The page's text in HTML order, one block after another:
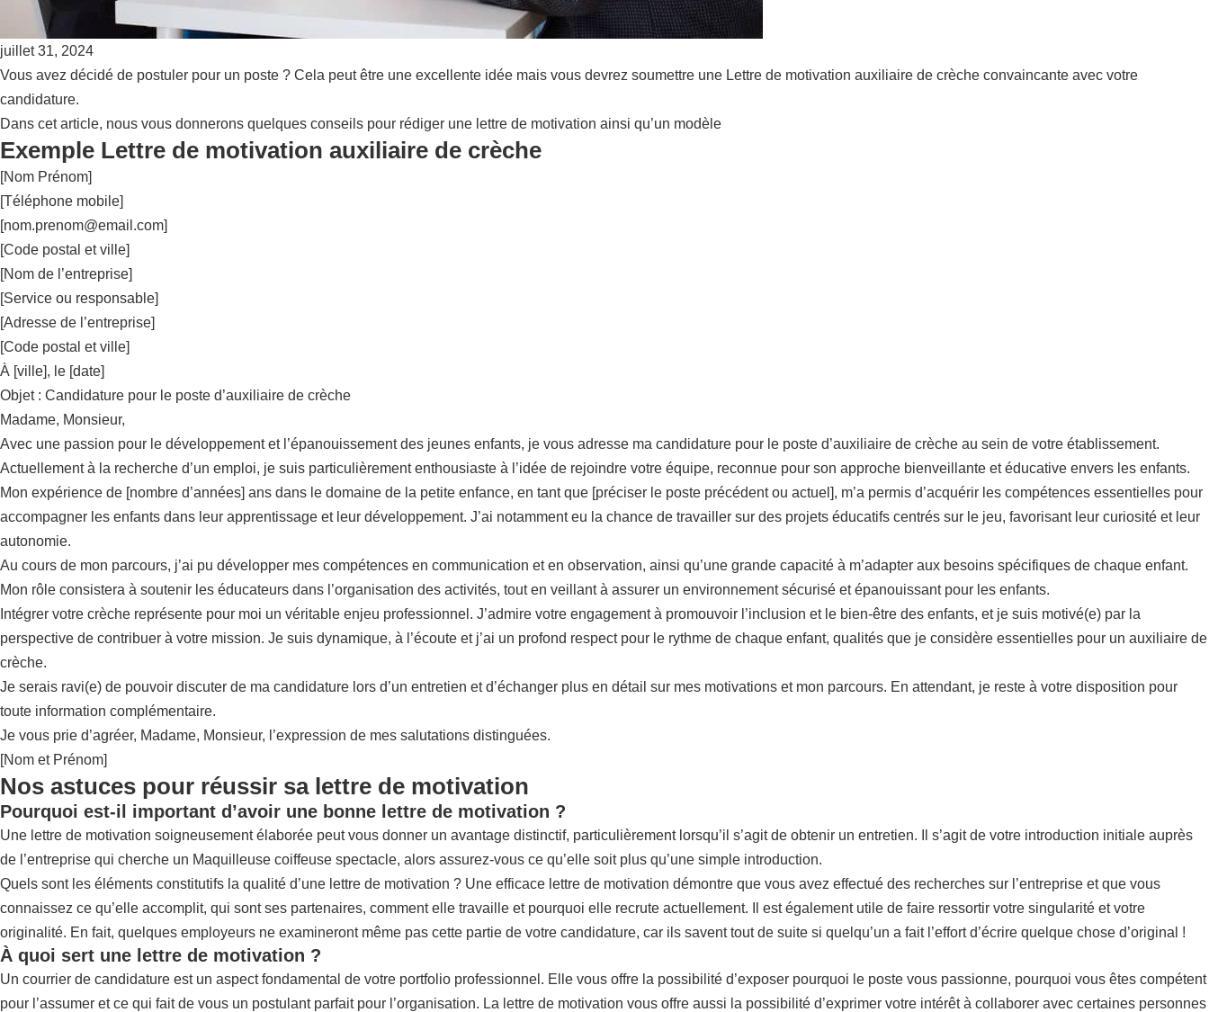
juillet 31, 2024
Vous avez décidé de postuler pour un poste ? Cela peut être une excellente idée mais vous devrez soumettre une Lettre de motivation auxiliaire de crèche convaincante avec votre
candidature.
Dans cet article, nous vous donnerons quelques conseils pour rédiger une lettre de motivation ainsi qu’un modèle
Exemple Lettre de motivation auxiliaire de crèche
[Nom Prénom]
[Téléphone mobile]
[nom.prenom@email.com]
[Code postal et ville]
[Nom de l’entreprise]
[Service ou responsable]
[Adresse de l’entreprise]
[Code postal et ville]
À [ville], le [date]
Objet : Candidature pour le poste d’auxiliaire de crèche
Madame, Monsieur,
Avec une passion pour le développement et l’épanouissement des jeunes enfants, je vous adresse ma candidature pour le poste d’auxiliaire de crèche au sein de votre établissement.
Actuellement à la recherche d’un emploi, je suis particulièrement enthousiaste à l’idée de rejoindre votre équipe, reconnue pour son approche bienveillante et éducative envers les enfants.
Mon expérience de [nombre d’années] ans dans le domaine de la petite enfance, en tant que [préciser le poste précédent ou actuel], m’a permis d’acquérir les compétences essentielles pour
accompagner les enfants dans leur apprentissage et leur développement. J’ai notamment eu la chance de travailler sur des projets éducatifs centrés sur le jeu, favorisant leur curiosité et leur
autonomie.
Au cours de mon parcours, j’ai pu développer mes compétences en communication et en observation, ainsi qu’une grande capacité à m’adapter aux besoins spécifiques de chaque enfant.
Mon rôle consistera à soutenir les éducateurs dans l’organisation des activités, tout en veillant à assurer un environnement sécurisé et épanouissant pour les enfants.
Intégrer votre crèche représente pour moi un véritable enjeu professionnel. J’admire votre engagement à promouvoir l’inclusion et le bien-être des enfants, et je suis motivé(e) par la
perspective de contribuer à votre mission. Je suis dynamique, à l’écoute et j’ai un profond respect pour le rythme de chaque enfant, qualités que je considère essentielles pour un auxiliaire de
crèche.
Je serais ravi(e) de pouvoir discuter de ma candidature lors d’un entretien et d’échanger plus en détail sur mes motivations et mon parcours. En attendant, je reste à votre disposition pour
toute information complémentaire.
Je vous prie d’agréer, Madame, Monsieur, l’expression de mes salutations distinguées.
[Nom et Prénom]
Nos astuces pour réussir sa lettre de motivation
Pourquoi est-il important d’avoir une bonne lettre de motivation ?
Une lettre de motivation soigneusement élaborée peut vous donner un avantage distinctif, particulièrement lorsqu’il s’agit de obtenir un entretien. Il s’agit de votre introduction initiale auprès
de l’entreprise qui cherche un Maquilleuse coiffeuse spectacle, alors assurez-vous ce qu’elle soit plus qu’une simple introduction.
Quels sont les éléments constitutifs la qualité d’une lettre de motivation ? Une efficace lettre de motivation démontre que vous avez effectué des recherches sur l’entreprise et que vous
connaissez ce qu’elle accomplit, qui sont ses partenaires, comment elle travaille et pourquoi elle recrute actuellement. Il est également utile de faire ressortir votre singularité et votre
originalité. En fait, quelques employeurs ne examineront même pas cette partie de votre candidature, car ils savent tout de suite si quelqu’un a fait l’effort d’écrire quelque chose d’original !
À quoi sert une lettre de motivation ?
Un courrier de candidature est un aspect fondamental de votre portfolio professionnel. Elle vous offre la possibilité d’exposer pourquoi le poste vous passionne, pourquoi vous êtes compétent
pour l’assumer et ce qui fait de vous un postulant parfait pour l’organisation. La lettre de motivation vous offre aussi la possibilité d’exprimer votre intérêt à collaborer avec certaines personnes